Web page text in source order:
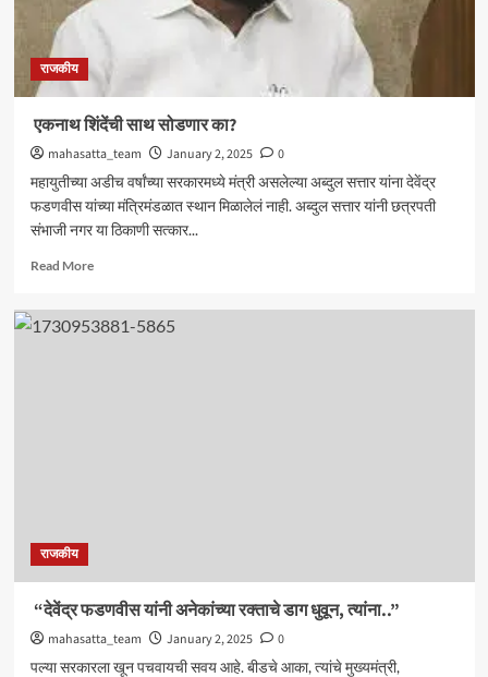
राजकीय
एकनाथ शिंदेंची साथ सोडणार का?
mahasatta_team January 2, 2025
0
महायुतीच्या अडीच वर्षांच्या सरकारमध्ये मंत्री असलेल्या अब्दुल सत्तार यांना देवेंद्र
फडणवीस यांच्या मंत्रिमंडळात स्थान मिळालेलं नाही. अब्दुल सत्तार यांनी छत्रपती
संभाजी नगर या ठिकाणी सत्कार...
Read MoreRead
एकनाथ
राजकीय
“देवेंद्र फडणवीस यांनी अनेकांच्या रक्ताचे डाग धुवून, त्यांना..”
mahasatta_team January 2, 2025
0
पल्या सरकारला खून पचवायची सवय आहे. बीडचे आका, त्यांचे मुख्यमंत्री,